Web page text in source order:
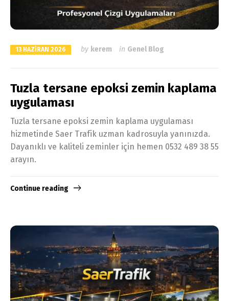
13 HAZIRAN 2026 by kerem in Genel Blog
Tuzla tersane epoksi zemin kaplama
uygulaması
Tuzla tersane epoksi zemin kaplama uygulaması
hizmetinde Saer Trafik uzman kadrosuyla yanınızda.
Dayanıklı ve kaliteli zeminler için hemen 0532 489 38 55
arayın.
Continue reading